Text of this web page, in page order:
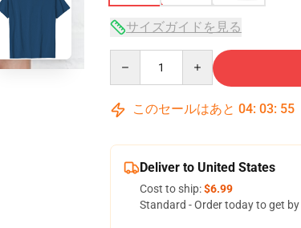
サイズガイドを見る
このセールはあと 04: 03: 53
Deliver to United States
Cost to ship:$6.99
Standard - Order today to get by